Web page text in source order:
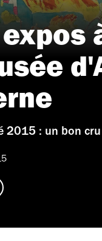
2015 : un bon